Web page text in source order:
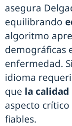
asegura
equilibrando
algoritmo
demográficas
enfermedad.
idioma
que la
aspecto
fiables.